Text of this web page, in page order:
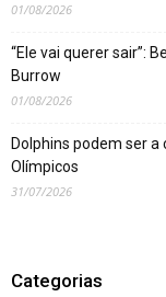
01/08/2026
“Ele vai querer sair”:
Burrow
01/08/2026
Dolphins podem ser a
Olímpicos
31/07/2026
Categorias